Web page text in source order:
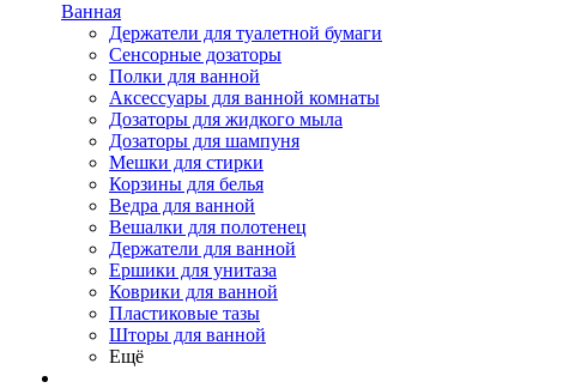
Ванная
Держатели для туалетной бумаги
Сенсорные дозаторы
Полки для ванной
Аксессуары для ванной комнаты
Дозаторы для жидкого мыла
Дозаторы для шампуня
Мешки для стирки
Корзины для белья
Ведра для ванной
Вешалки для полотенец
Держатели для ванной
Ершики для унитаза
Коврики для ванной
Пластиковые тазы
Шторы для ванной
Ещё